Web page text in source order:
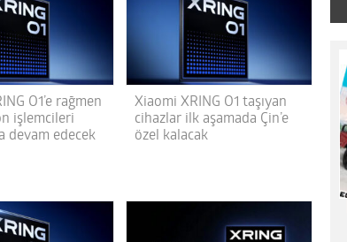
O1’e rağmen
işlemcileri
devam edecek
Xiaomi XRING O1 taşıyan
cihazlar ilk aşamada Çin’e
özel kalacak